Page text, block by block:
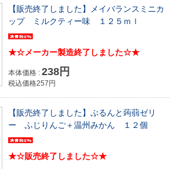
【販売終了しました】メイバランスミニカ
ップ ミルクティー味 １２５ｍｌ
★☆メーカー製造終了しました☆★
本体価格 : 238円
税込価格257円
【販売終了しました】ぷるんと蒟蒻ゼリ
ー ふじりんご＋温州みかん １２個
★☆販売終了しました☆★